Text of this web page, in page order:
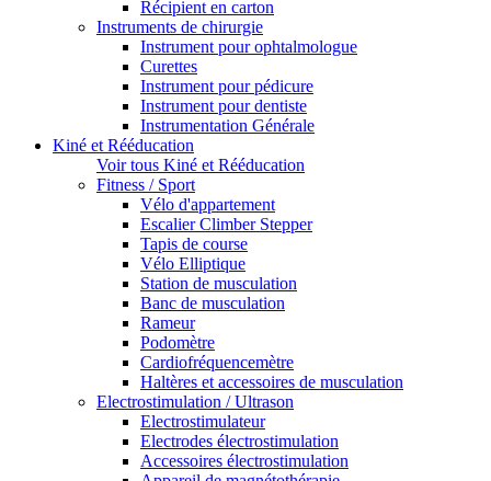
Récipient en carton
Instruments de chirurgie
Instrument pour ophtalmologue
Curettes
Instrument pour pédicure
Instrument pour dentiste
Instrumentation Générale
Kiné et Rééducation
Voir tous Kiné et Rééducation
Fitness / Sport
Vélo d'appartement
Escalier Climber Stepper
Tapis de course
Vélo Elliptique
Station de musculation
Banc de musculation
Rameur
Podomètre
Cardiofréquencemètre
Haltères et accessoires de musculation
Electrostimulation / Ultrason
Electrostimulateur
Electrodes électrostimulation
Accessoires électrostimulation